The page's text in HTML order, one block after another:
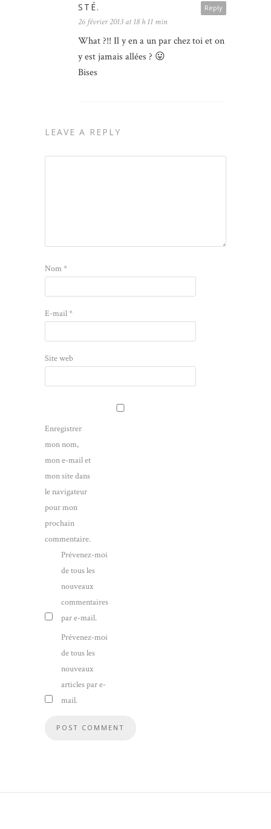
Reply
STÉ.
26 février 2013 at 18 h 11 min
What ?!! Il y en a un par chez toi et on
y est jamais allées ? 😛
Bises
LEAVE A REPLY
Nom*
E-mail*
Site web
Enregistrer
mon nom,
mon e-mail et
mon site dans
le navigateur
pour mon
prochain
commentaire.
Prévenez-moi
de tous les
nouveaux
commentaires
par e-mail.
Prévenez-moi
de tous les
nouveaux
articles par e-
mail.